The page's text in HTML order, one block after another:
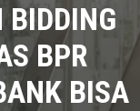
BIDDING
BPR
BISA